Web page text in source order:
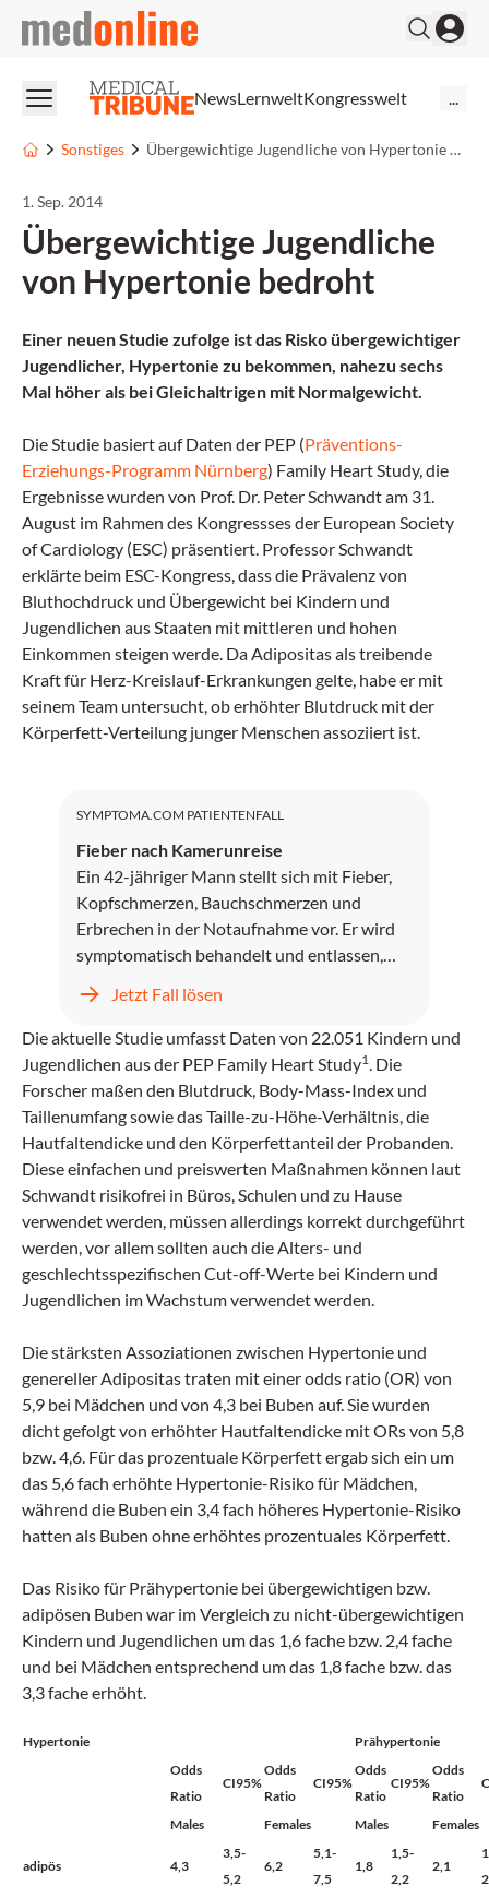
medonline
NewsLernweltKongresswelt
Sonstiges Übergewichtige Jugendliche von Hypertonie bedroht
1. Sep. 2014
Übergewichtige Jugendliche
von Hypertonie bedroht
Einer neuen Studie zufolge ist das Risko übergewichtiger
Jugendlicher, Hypertonie zu bekommen, nahezu sechs
Mal höher als bei Gleichaltrigen mit Normalgewicht.
Die Studie basiert auf Daten der PEP (Präventions-
Erziehungs-Programm Nürnberg) Family Heart Study, die
Ergebnisse wurden von Prof. Dr. Peter Schwandt am 31.
August im Rahmen des Kongressses der European Society
of Cardiology (ESC) präsentiert. Professor Schwandt
erklärte beim ESC-Kongress, dass die Prävalenz von
Bluthochdruck und Übergewicht bei Kindern und
Jugendlichen aus Staaten mit mittleren und hohen
Einkommen steigen werde. Da Adipositas als treibende
Kraft für Herz-Kreislauf-Erkrankungen gelte, habe er mit
seinem Team untersucht, ob erhöhter Blutdruck mit der
Körperfett-Verteilung junger Menschen assoziiert ist.
SYMPTOMA.COM PATIENTENFALL
Fieber nach Kamerunreise
Ein 42-jähriger Mann stellt sich mit Fieber,
Kopfschmerzen, Bauchschmerzen und
Erbrechen in der Notaufnahme vor. Er wird
symptomatisch behandelt und entlassen,
kehrt jedoch zwei Tage später mit
unstillbarem Erbrechen, Kopfschmerzen und
progredientem Fieber zurück.
Jetzt Fall lösen
Die aktuelle Studie umfasst Daten von 22.051 Kindern und
Jugendlichen aus der PEP Family Heart Study1. Die
Forscher maßen den Blutdruck, Body-Mass-Index und
Taillenumfang sowie das Taille-zu-Höhe-Verhältnis, die
Hautfaltendicke und den Körperfettanteil der Probanden.
Diese einfachen und preiswerten Maßnahmen können laut
Schwandt risikofrei in Büros, Schulen und zu Hause
verwendet werden, müssen allerdings korrekt durchgeführt
werden, vor allem sollten auch die Alters- und
geschlechtsspezifischen Cut-off-Werte bei Kindern und
Jugendlichen im Wachstum verwendet werden.
Die stärksten Assoziationen zwischen Hypertonie und
genereller Adipositas traten mit einer odds ratio (OR) von
5,9 bei Mädchen und von 4,3 bei Buben auf. Sie wurden
dicht gefolgt von erhöhter Hautfaltendicke mit ORs von 5,8
bzw. 4,6. Für das prozentuale Körperfett ergab sich ein um
das 5,6 fach erhöhte Hypertonie-Risiko für Mädchen,
während die Buben ein 3,4 fach höheres Hypertonie-Risiko
hatten als Buben ohne erhöhtes prozentuales Körperfett.
Das Risiko für Prähypertonie bei übergewichtigen bzw.
adipösen Buben war im Vergleich zu nicht-übergewichtigen
Kindern und Jugendlichen um das 1,6 fache bzw. 2,4 fache
und bei Mädchen entsprechend um das 1,8 fache bzw. das
3,3 fache erhöht.
Hypertonie
Prähypertonie
Odds
Ratio
CI95%
Odds
Ratio
CI95%
Odds
Ratio
CI95%
Odds
Ratio
Males Females Males Females
adipös 4,3
3,5-
5,2
6,2
5,1-
7,5
1,8
1,5-
2,2
2,1